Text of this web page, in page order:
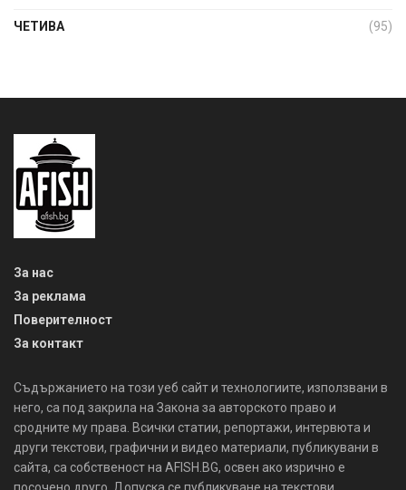
ЧЕТИВА (95)
За нас
За реклама
Поверителност
За контакт
Съдържанието на този уеб сайт и технологиите, използвани в
него, са под закрила на Закона за авторското право и
сродните му права. Всички статии, репортажи, интервюта и
други текстови, графични и видео материали, публикувани в
сайта, са собственост на AFISH.BG, освен ако изрично е
посочено друго. Допуска се публикуване на текстови